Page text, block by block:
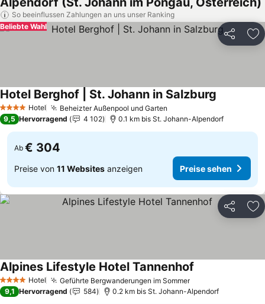
So beeinflussen Zahlungen an uns unser Ranking
Teilen
Beliebte Wahl
4 Sterne Hotel Beheizter Außenpool und Garten
Hotel Berghof | St. Johann in Salzburg
9,5 Hervorragend 4 102 0.1 km bis St. Johann-Alpendorf
Ab € 304
Preise von 11 Websites anzeigen Preise sehen
Teilen
4 Sterne Hotel Geführte Bergwanderungen im Sommer
Alpines Lifestyle Hotel Tannenhof
9,1 Hervorragend 584 0.2 km bis St. Johann-Alpendorf